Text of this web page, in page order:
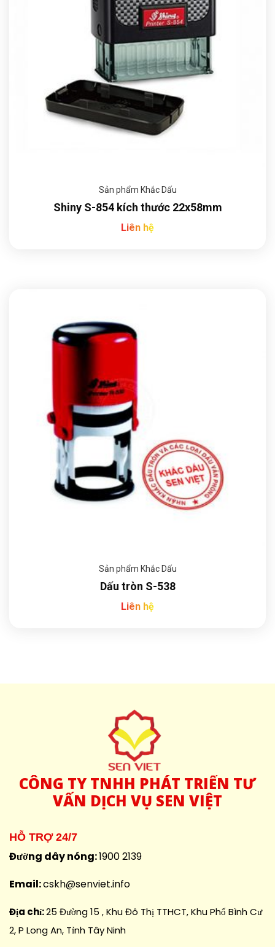
Sản phẩm Khắc Dấu
Shiny S-854 kích thước 22x58mm
Liên hệ
Sản phẩm Khắc Dấu
Dấu tròn S-538
Liên hệ
CÔNG TY TNHH PHÁT TRIỂN TƯ
VẤN DỊCH VỤ SEN VIỆT
HỖ TRỢ 24/7
Đường dây nóng:1900 2139
Email:cskh@senviet.info
Địa chỉ:25 Đường 15 , Khu Đô Thị TTHCT, Khu Phố Bình Cư
2, P Long An, Tỉnh Tây Ninh